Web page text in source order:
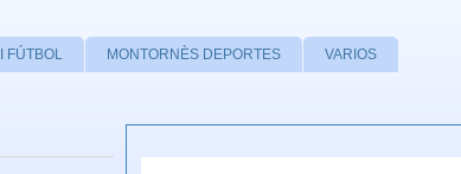
FÚTBOL MONTORNÈS DEPORTES VARIOS